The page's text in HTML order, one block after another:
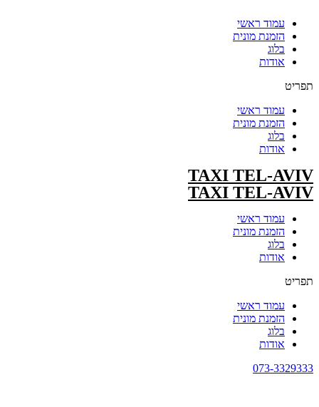
עמוד ראשי
הזמנת מונית
בלוג
אודות
תפריט
עמוד ראשי
הזמנת מונית
בלוג
אודות
TAXI TEL-AVIV
TAXI TEL-AVIV
עמוד ראשי
הזמנת מונית
בלוג
אודות
תפריט
עמוד ראשי
הזמנת מונית
בלוג
אודות
073-3329333